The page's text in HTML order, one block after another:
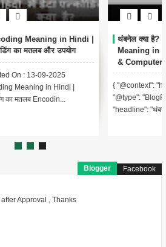
|
थंबनेल क्या है? | Thumbnail
Meaning in Hindi (YouTube
& Computer Example)
{ "@context": "https://schema.org",
"@type": "BlogPosting",
Blogger Facebook
Approval , Thanks